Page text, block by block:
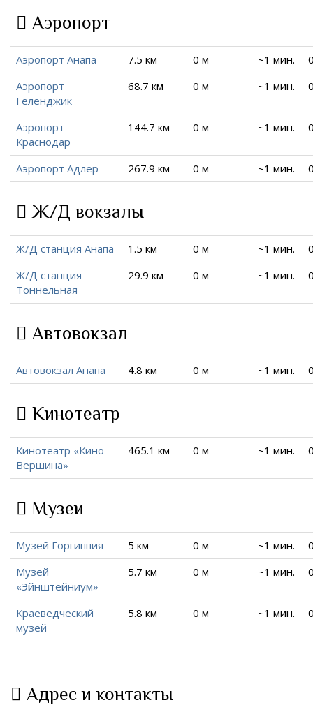
Аэропорт
Аэропорт Анапа 7.5 км 0 м ~1 мин.
Аэропорт
Геленджик
68.7 км 0 м ~1 мин.
Аэропорт
Краснодар
144.7 км 0 м ~1 мин.
Аэропорт Адлер 267.9 км 0 м ~1 мин.
Ж/Д вокзалы
Ж/Д станция Анапа 1.5 км 0 м ~1 мин.
Ж/Д станция
Тоннельная
29.9 км 0 м ~1 мин.
Автовокзал
Автовокзал Анапа 4.8 км 0 м ~1 мин.
Кинотеатр
Кинотеатр «Кино-
Вершина»
465.1 км 0 м ~1 мин.
Музеи
Музей Горгиппия 5 км 0 м ~1 мин.
Музей
«Эйнштейниум»
5.7 км 0 м ~1 мин.
Краеведческий
музей
5.8 км 0 м ~1 мин.
Адрес и контакты